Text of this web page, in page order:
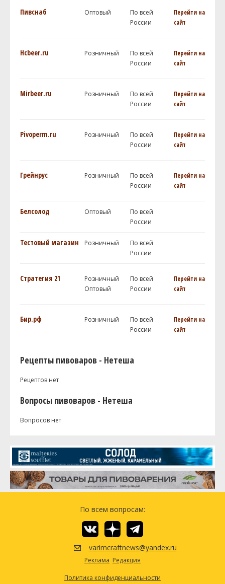
Пивснаб Оптовый
По всей
России
Перейти на
сайт
Hcbeer.ru Розничный
По всей
России
Перейти на
сайт
Mirbeer.ru Розничный
По всей
России
Перейти на
сайт
Pivoperm.ru Розничный
По всей
России
Перейти на
сайт
Грейнрус Розничный
По всей
России
Перейти на
сайт
Белсолод Оптовый
По всей
России
Тестовый магазин Розничный
По всей
России
Стратегия 21
Розничный
Оптовый
По всей
России
Перейти на
сайт
Бир.рф Розничный
По всей
России
Перейти на
сайт
Рецепты пивоваров - Нетеша
Рецептов нет
Вопросы пивоваров - Нетеша
Вопросов нет
По всем вопросам:
varimcraftnews@yandex.ru
Реклама Редакция
Политика конфиденциальности